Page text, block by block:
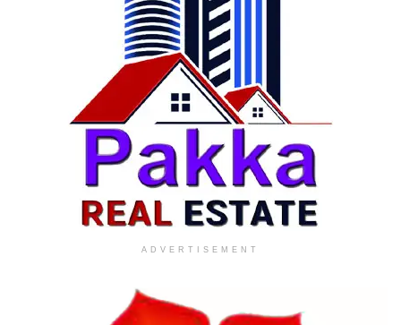
ADVERTISEMENT